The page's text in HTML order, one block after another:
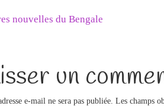
nouvelles du Bengale
un
e-mail ne sera pas publiée. Les champs